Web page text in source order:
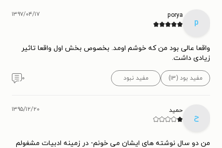
p
porya ۱۳۹۷/۰۴/۱۷
واقعا عالی بود من که خوشم اومد. بخصوص بخش اول واقعا تاثیر
زیادی داشت.
مفید بود (۱۳) مفید نبود ۰
ح
حمید ۱۳۹۵/۱۲/۲۰
من دو سال نوشته های ایشان می خونم- در زمینه ادبیات مشغولم